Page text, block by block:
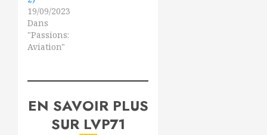
19/09/2023
Dans
"Passions:
Aviation"
EN SAVOIR PLUS
SUR LVP71